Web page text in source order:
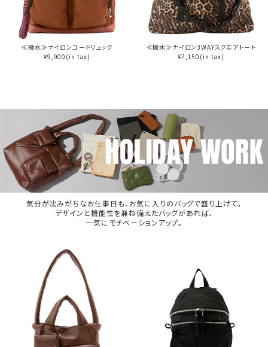
≪撥水≫ナイロンコードリュック
¥9,900(in tax)
≪撥水≫ナイロン3WAYスクエアトート
¥7,150(in tax)
気分が沈みがちなお仕事日も、お気に入りのバッグで盛り上げて。
デザインと機能性を兼ね備えたバッグがあれば、
一気にモチベーションアップ。